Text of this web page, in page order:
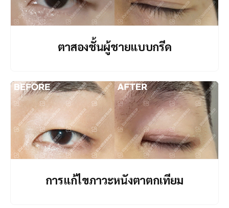
ตาสองชั้นผู้ชายแบบกรีด
การแก้ไขภาวะหนังตาตกเทียม